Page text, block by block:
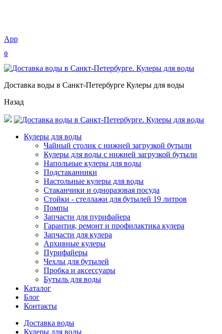
App
0
Доставка воды в Санкт-Петербурге Кулеры для воды
Назад
Кулеры для воды
Чайный столик с нижней загрузкой бутыли
Кулеры для воды с нижней загрузкой бутыли
Напольные кулеры для воды
Подстаканники
Настольные кулеры для воды
Стаканчики и одноразовая посуда
Стойки - стеллажи для бутылей 19 литров
Помпы
Запчасти для пурифайера
Гарантия, ремонт и профилактика кулера
Запчасти для кулера
Архивные кулеры
Пурифайеры
Чехлы для бутылей
Пробка и аксессуары
Бутыль для воды
Каталог
Блог
Контакты
Доставка воды
Кулеры для воды